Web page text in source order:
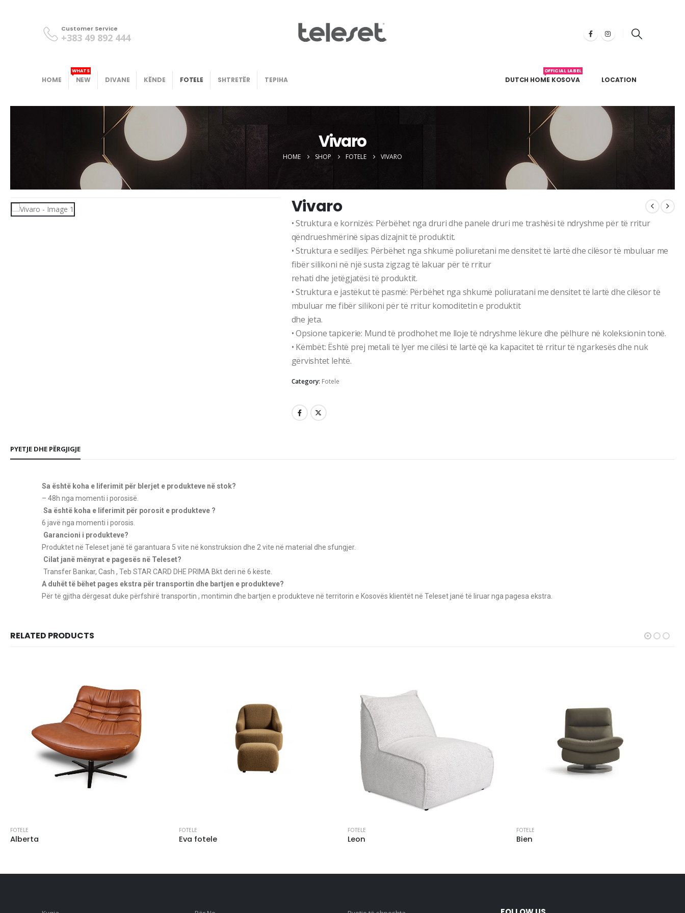
Customer Service
+383 49 892 444
HOME NEW
WHATS
DIVANE KËNDE FOTELE SHTRETËR TEPIHA DUTCH HOME KOSOVA
OFFICIAL LABEL
LOCATION
Vivaro
HOME SHOP FOTELE VIVARO
Vivaro
• Struktura e kornizës: Përbëhet nga druri dhe panele druri me trashësi të ndryshme për të rritur
qëndrueshmërinë sipas dizajnit të produktit.
• Struktura e sediljes: Përbëhet nga shkumë poliuretani me densitet të lartë dhe cilësor të mbuluar me
fibër silikoni në një susta zigzag të lakuar për të rritur
rehati dhe jetëgjatësi të produktit.
• Struktura e jastëkut të pasmë: Përbëhet nga shkumë poliuratani me densitet të lartë dhe cilësor të
mbuluar me fibër silikoni për të rritur komoditetin e produktit
dhe jeta.
• Opsione tapicerie: Mund të prodhohet me lloje të ndryshme lëkure dhe pëlhure në koleksionin tonë.
• Këmbët: Është prej metali të lyer me cilësi të lartë që ka kapacitet të rritur të ngarkesës dhe nuk
gërvishtet lehtë.
Category: Fotele
PYETJE DHE PËRGJIGJE
Sa është koha e liferimit për blerjet e produkteve në stok?
– 48h nga momenti i porosisë.
Sa është koha e liferimit për porosit e produkteve ?
6 javë nga momenti i porosis.
Garancioni i produkteve?
Produktet në Teleset janë të garantuara 5 vite në konstruksion dhe 2 vite në material dhe sfungjer.
Cilat janë mënyrat e pagesës në Teleset?
Transfer Bankar, Cash , Teb STAR CARD DHE PRIMA Bkt deri në 6 këste.
A duhët të bëhet pages ekstra për transportin dhe bartjen e produkteve?
Për të gjitha dërgesat duke përfshirë transportin , montimin dhe bartjen e produkteve në territorin e Kosovës klientët në Teleset janë të liruar nga pagesa ekstra.
RELATED PRODUCTS
FOTELE
Alberta
FOTELE
Eva fotele
FOTELE
Leon
FOTELE
Bien